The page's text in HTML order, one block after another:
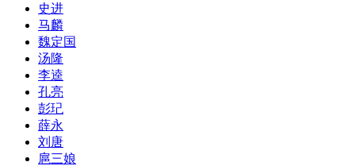
史进
马麟
魏定国
汤隆
李逵
孔亮
彭玘
薛永
刘唐
扈三娘